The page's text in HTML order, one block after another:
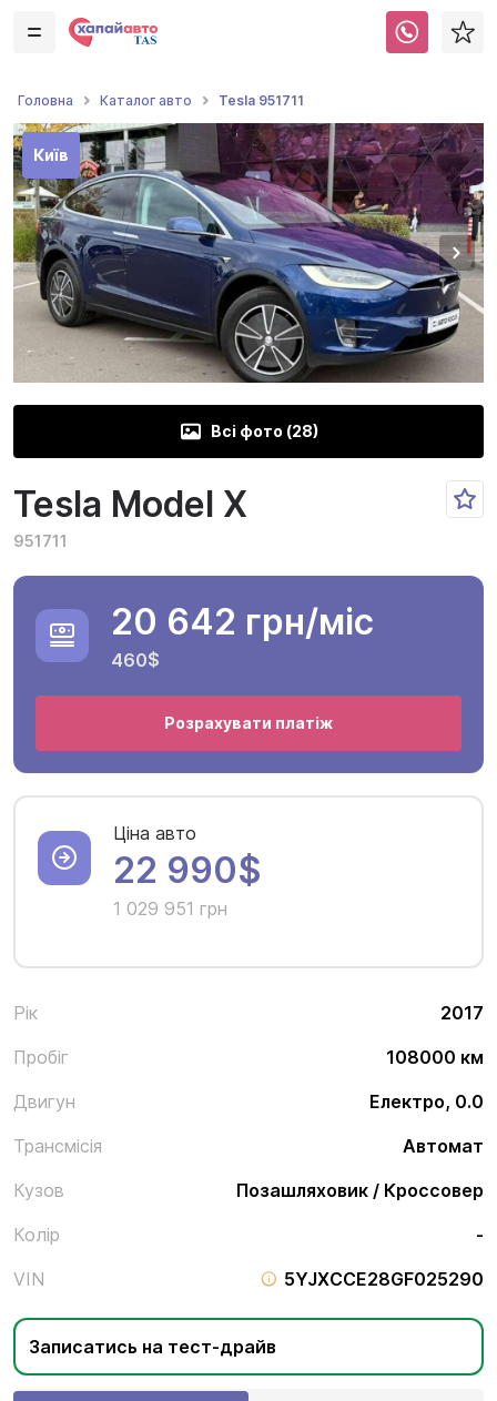
Головна Каталог авто Tesla 951711
Київ
Всі фото (28)
Tesla Model X
951711
Рік
2017
Пробіг
108000 км
Двигун
Електро, 0.0
Трансмісія
Автомат
Кузов
Позашляховик / Кроссовер
Колір
-
VIN
5YJXCCE28GF025290
Записатись на тест-драйв
20 642 грн/міс
460$
Розрахувати платіж
Ціна авто
22 990$
1 029 951 грн